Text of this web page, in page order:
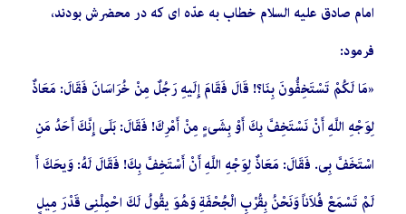
امام صادق علیه السلام خطاب به عدّه ای كه در محضرش بودند،
فرمود:
«مَا لَكُمْ تَسْتَخِفُّونَ بِنَا؟! قَالَ فَقَامَ إِلَیهِ رَجُلٌ مِنْ خُرَاسَانَ فَقَالَ: مَعَاذٌ
لِوَجْهِ اللَّهِ أَنْ نَسْتَخِفَّ بِكَ أَوْ بِشَیءٍ مِنْ أَمْرِكَ! فَقَالَ: بَلَی إِنَّكَ أَحَدُ مَنِ
اسْتَخَفَّ بِی. فَقَالَ: مَعَاذٌ لِوَجْهِ اللَّهِ أَنْ أَسْتَخِفَّ بِكَ! فَقَالَ لَهُ: وَیحَكَ أَ
لَمْ تَسْمَعْ فُلاَناً وَنَحْنُ بِقُرْبِ الْجُحْفَةِ وَهُوَ یقُولُ لَكَ احْمِلْنِی قَدْرَ مِیلٍ